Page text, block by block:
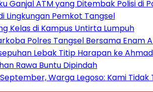
Ganjal ATM yang Ditembak Polisi di
Lingkungan Pemkot Tangsel
Kelas di Kampus Untirta Lumpuh
Polres Tangsel Bersama Enam
Lebak Titip Harapan ke
Rawa Buntu Dipindah
Warga Legoso: Kami Tidak